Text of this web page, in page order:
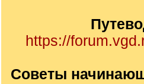
https://
Советы